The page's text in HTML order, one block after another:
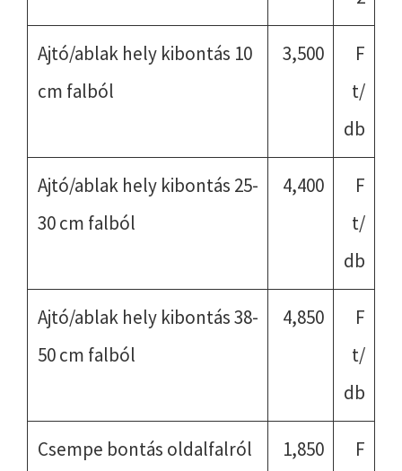
Ajtó/ablak hely kibontás 10
cm falból
3,500
F
t/
db
Ajtó/ablak hely kibontás 25-
30 cm falból
4,400
F
t/
db
Ajtó/ablak hely kibontás 38-
50 cm falból
4,850
F
t/
db
Csempe bontás oldalfalról 1,850
F